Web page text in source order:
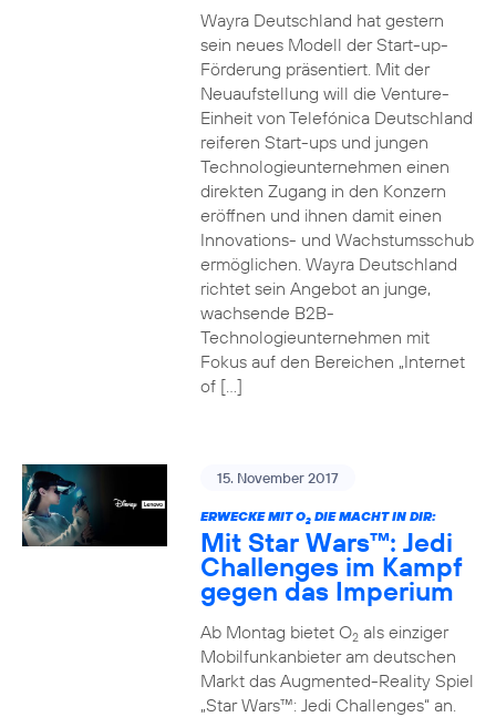
Wayra Deutschland hat gestern
sein neues Modell der Start-up-
Förderung präsentiert. Mit der
Neuaufstellung will die Venture-
Einheit von Telefónica Deutschland
reiferen Start-ups und jungen
Technologieunternehmen einen
direkten Zugang in den Konzern
eröffnen und ihnen damit einen
Innovations- und Wachstumsschub
ermöglichen. Wayra Deutschland
richtet sein Angebot an junge,
wachsende B2B-
Technologieunternehmen mit
Fokus auf den Bereichen „Internet
of […]
15. November 2017
ERWECKE MIT O2DIE MACHT IN DIR:
Mit Star Wars™: Jedi
Challenges im Kampf
gegen das Imperium
Ab Montag bietet O2als einziger
Mobilfunkanbieter am deutschen
Markt das Augmented-Reality Spiel
„Star Wars™: Jedi Challenges“ an.